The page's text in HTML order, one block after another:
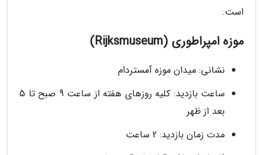
است.
موزه امپراطوری (Rijksmuseum)
نشانی: میدان موزه آمستردام
ساعت بازدید: کلیه روزهای هفته از ساعت 9 صبح تا 5
بعد از ظهر
مدت زمان بازدید: 2 ساعت